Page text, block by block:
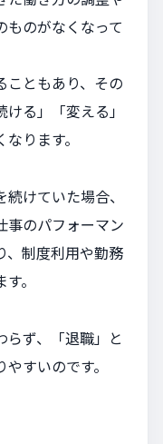
ものがなくなって
こともあり、その
る」「変える」
ります。
けていた場合、
事のパフォーマン
、制度利用や勤務
。
ず、「退職」と
すいのです。